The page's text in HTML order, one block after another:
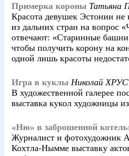
Примерка короны Татьяна
Красота девушек Эстонии
из дальних стран на вопрос
отвечают: «Старинные
чтобы получить корону на
одной лишь красоты
Игра в куклы Николай
В художественной галерее
выставка кукол художницы
«Ню» в заброшенной
Журналист и фотохудожник
Кохтла-Нымме выставку